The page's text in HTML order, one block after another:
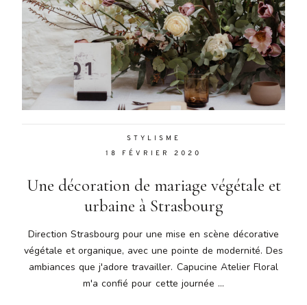
STYLISME
18 FÉVRIER 2020
Une décoration de mariage végétale et
urbaine à Strasbourg
Direction Strasbourg pour une mise en scène décorative
végétale et organique, avec une pointe de modernité. Des
ambiances que j'adore travailler. Capucine Atelier Floral
m'a confié pour cette journée ...